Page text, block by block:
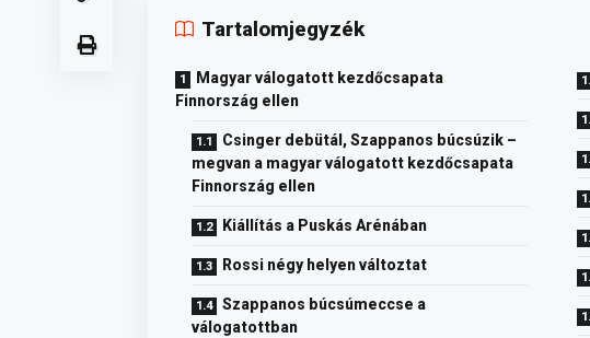
Tartalomjegyzék
Magyar válogatott kezdőcsapata
Finnország ellen
Csinger debütál, Szappanos búcsúzik –
megvan a magyar válogatott kezdőcsapata
Finnország ellen
Kiállítás a Puskás Arénában
Rossi négy helyen változtat
Szappanos búcsúmeccse a
válogatottban